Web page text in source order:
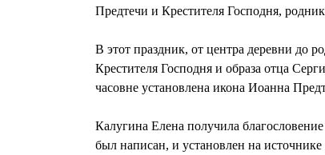
Предтечи и Крестителя Господня,
В этот праздник, от центра деревни до
Крестителя Господня и образа отца
часовне установлена икона Иоанна
Калугина Елена получила
был написан, и установлен на источнике